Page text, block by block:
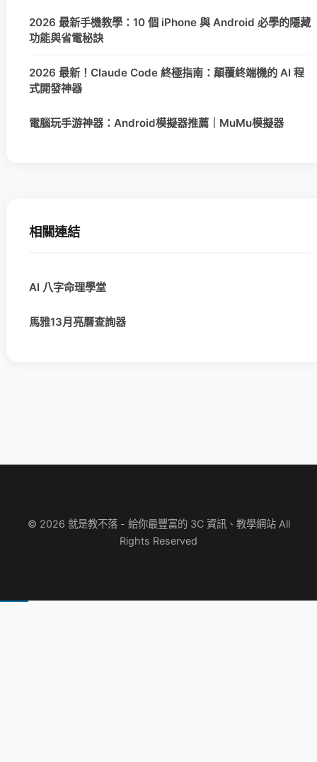
2026 最新手機教學：10 個 iPhone 與 Android 必學的隱藏
功能與省電秘訣
2026 最新！Claude Code 終極指南：顛覆終端機的 AI 程
式開發神器
電腦玩手游神器：Android模擬器推薦｜MuMu模擬器
相關連結
AI 八字命理學堂
馬雅13月亮曆查詢器
© 2026 就是教不落 - 給你最豐富的 3C 資訊、教學網站 All
Rights Reserved